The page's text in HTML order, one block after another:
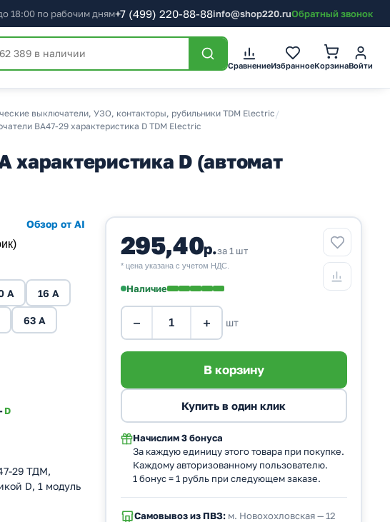
18:00 по рабочим дням+7 (499) 220-88-88info@shop220.ruОбратный звонок
СравнениеИзбранноеКорзинаВойти
выключатели, УЗО, контакторы, рубильники TDM Electric /
ВА47-29 характеристика D TDM Electric
D (автомат
Обзор от AI
A 16 A
63 A
D
29 ТДМ,
D, 1 модуль
295,40р.за 1 шт
* цена указана с учетом НДС.
Наличие
− + шт
Начислим 3 бонуса
За каждую единицу этого товара при покупке.
Каждому авторизованному пользователю.
1 бонус = 1 рубль при следующем заказе.
Самовывоз из ПВЗ:м. Новохохловская — 12